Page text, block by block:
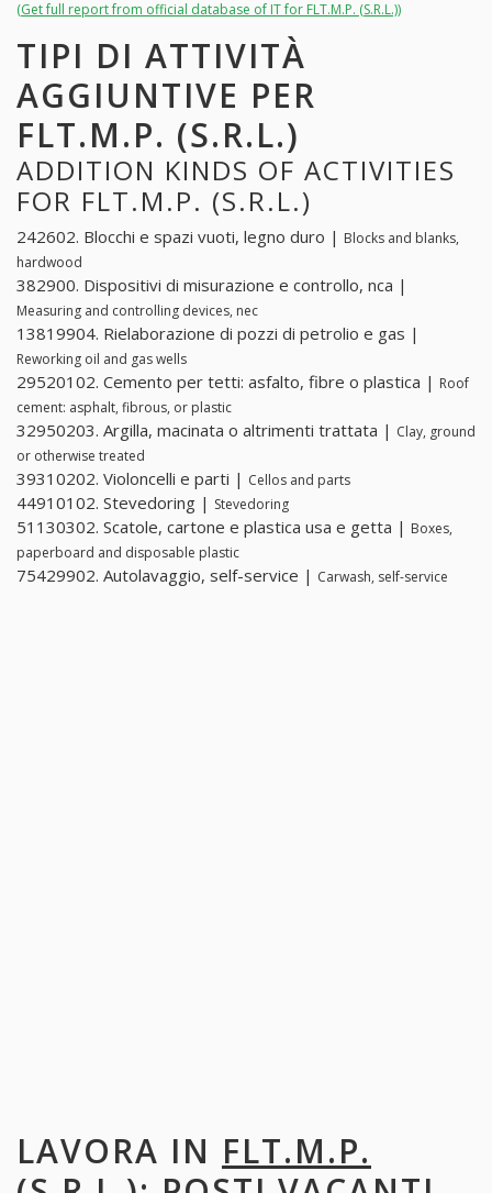
(Get full report from official database of IT for FLT.M.P. (S.R.L.))
TIPI DI ATTIVITÀ
AGGIUNTIVE PER
FLT.M.P. (S.R.L.)
ADDITION KINDS OF ACTIVITIES
FOR FLT.M.P. (S.R.L.)
242602. Blocchi e spazi vuoti, legno duro | Blocks and blanks,
hardwood
382900. Dispositivi di misurazione e controllo, nca |
Measuring and controlling devices, nec
13819904. Rielaborazione di pozzi di petrolio e gas |
Reworking oil and gas wells
29520102. Cemento per tetti: asfalto, fibre o plastica | Roof
cement: asphalt, fibrous, or plastic
32950203. Argilla, macinata o altrimenti trattata | Clay, ground
or otherwise treated
39310202. Violoncelli e parti | Cellos and parts
44910102. Stevedoring | Stevedoring
51130302. Scatole, cartone e plastica usa e getta | Boxes,
paperboard and disposable plastic
75429902. Autolavaggio, self-service | Carwash, self-service
LAVORA IN FLT.M.P.